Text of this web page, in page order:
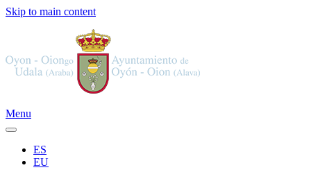
Skip to main content
Menu
ES
EU